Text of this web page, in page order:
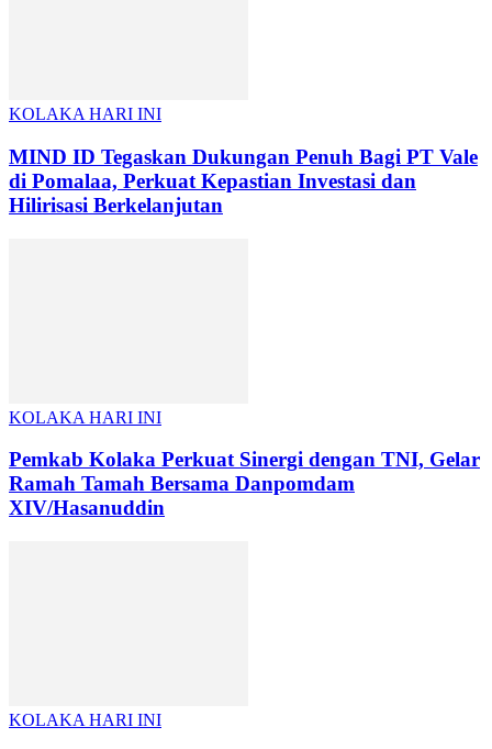
KOLAKA HARI INI
MIND ID Tegaskan Dukungan Penuh Bagi PT Vale
di Pomalaa, Perkuat Kepastian Investasi dan
Hilirisasi Berkelanjutan
KOLAKA HARI INI
Pemkab Kolaka Perkuat Sinergi dengan TNI, Gelar
Ramah Tamah Bersama Danpomdam
XIV/Hasanuddin
KOLAKA HARI INI